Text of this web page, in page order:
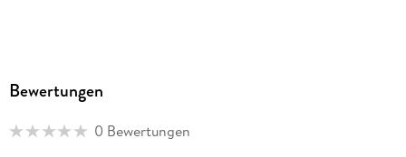
Bewertungen
0 Bewertungen